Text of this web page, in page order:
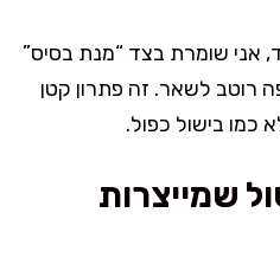
אני שומרת בצד “מנת בסיס”
רוטב לשאר. זה פתרון קטן
כמו בישול כפול.
שמייצרות